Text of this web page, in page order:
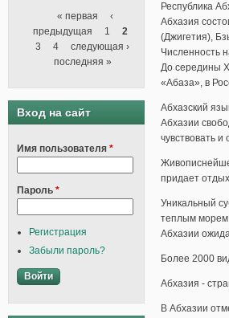
Республика
Абхазия
(Джигетия),
Численность
До середины
«Абаза», в
Абхазский
Абхазии
чувствовать
придает
Уникальный
теплым морем
Абхазии
Более 2000
Абхазия -
В Абхазии
Страницы
« первая
‹
предыдущая
1
2
3
4
следующая ›
последняя »
Вход на сайт
Имя пользователя *
Пароль *
Регистрация
Забыли пароль?